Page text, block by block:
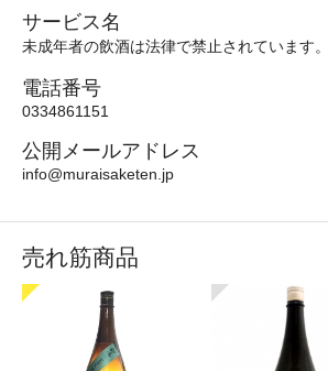
サービス名
未成年者の飲酒は法律で禁止されています。
電話番号
0334861151
公開メールアドレス
info@muraisaketen.jp
売れ筋商品